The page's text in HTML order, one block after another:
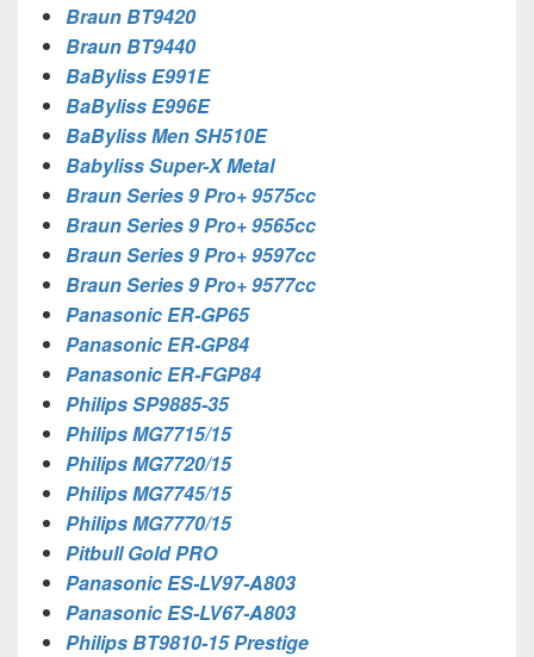
Braun BT9420
Braun BT9440
BaByliss E991E
BaByliss E996E
BaByliss Men SH510E
Babyliss Super-X Metal
Braun Series 9 Pro+ 9575cc
Braun Series 9 Pro+ 9565cc
Braun Series 9 Pro+ 9597cc
Braun Series 9 Pro+ 9577cc
Panasonic ER-GP65
Panasonic ER-GP84
Panasonic ER-FGP84
Philips SP9885-35
Philips MG7715/15
Philips MG7720/15
Philips MG7745/15
Philips MG7770/15
Pitbull Gold PRO
Panasonic ES-LV97-A803
Panasonic ES-LV67-A803
Philips BT9810-15 Prestige